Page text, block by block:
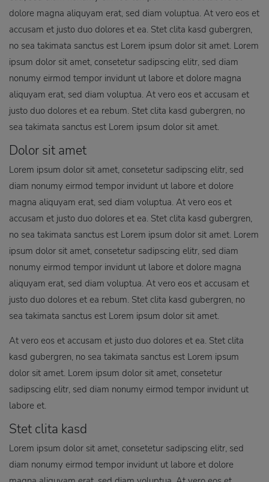
dolore magna aliquyam erat, sed diam voluptua. At vero eos et
accusam et justo duo dolores et ea. Stet clita kasd gubergren,
no sea takimata sanctus est Lorem ipsum dolor sit amet. Lorem
ipsum dolor sit amet, consetetur sadipscing elitr, sed diam
nonumy eirmod tempor invidunt ut labore et dolore magna
aliquyam erat, sed diam voluptua. At vero eos et accusam et
justo duo dolores et ea rebum. Stet clita kasd gubergren, no
sea takimata sanctus est Lorem ipsum dolor sit amet.
Dolor sit amet
Lorem ipsum dolor sit amet, consetetur sadipscing elitr, sed
diam nonumy eirmod tempor invidunt ut labore et dolore
magna aliquyam erat, sed diam voluptua. At vero eos et
accusam et justo duo dolores et ea. Stet clita kasd gubergren,
no sea takimata sanctus est Lorem ipsum dolor sit amet. Lorem
ipsum dolor sit amet, consetetur sadipscing elitr, sed diam
nonumy eirmod tempor invidunt ut labore et dolore magna
aliquyam erat, sed diam voluptua. At vero eos et accusam et
justo duo dolores et ea rebum. Stet clita kasd gubergren, no
sea takimata sanctus est Lorem ipsum dolor sit amet.
At vero eos et accusam et justo duo dolores et ea. Stet clita
kasd gubergren, no sea takimata sanctus est Lorem ipsum
dolor sit amet. Lorem ipsum dolor sit amet, consetetur
sadipscing elitr, sed diam nonumy eirmod tempor invidunt ut
labore et.
Stet clita kasd
Lorem ipsum dolor sit amet, consetetur sadipscing elitr, sed
diam nonumy eirmod tempor invidunt ut labore et dolore